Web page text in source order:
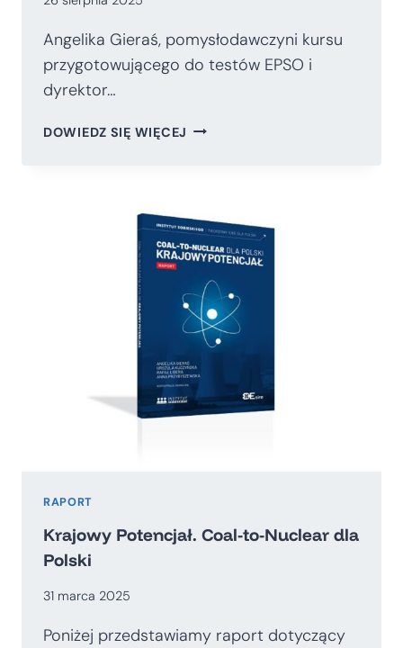
Angelika Gieraś, pomysłodawczyni kursu
przygotowującego do testów EPSO i
dyrektor…
DOWIEDZ SIĘ WIĘCEJ ANGELIKA
PORTALU
„XYZ”
RAPORT
Krajowy Potencjał. Coal-to-Nuclear dla
Polski
31 marca 2025
Poniżej przedstawiamy raport dotyczący